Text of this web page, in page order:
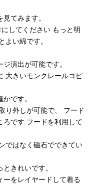
てみます。
してください もっと明
よい綿です。
演出が可能です。
大きいモンクレールコピ
です。
り外しが可能で、 フード
ろです フードを利用して
ではなく磁石でできてい
きれいです。
ーをレイヤードして着る